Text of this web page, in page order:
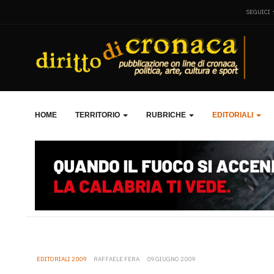
SEGUICI
HOME TERRITORIO RUBRICHE EDITORIALI
EDITORIALI 2009 RAFFAELE FERA 09 GIUGNO 2009